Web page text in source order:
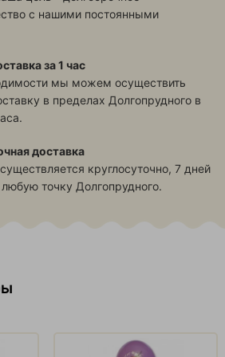
с нашими постоянными
за 1 час
мы можем осуществить
в пределах Долгопрудного в
доставка
круглосуточно, 7 дней
точку Долгопрудного.